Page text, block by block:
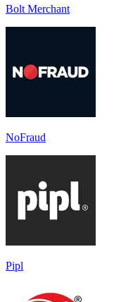
Bolt Merchant
NoFraud
Pipl